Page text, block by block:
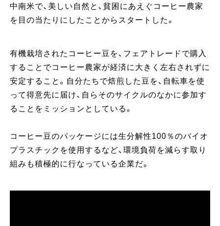
中南米で、美しい自然と、貧困にあえぐコーヒー農家
を目の当たりにしたことからスタートした。
有機栽培されたコーヒー豆を、フェアトレードで購入
することでコーヒー農家が経済に大きく左右されずに
安定すること。自分たちで焙煎した豆を、自転車を使
って得意先に届け、自らそのサイクルのなかに参加す
ることをミッションとしている。
コーヒー豆のパッケージには生分解性100％のバイオ
プラスチックを使用するなど、環境負荷を減らす取り
組みも積極的に行なっている企業だ。